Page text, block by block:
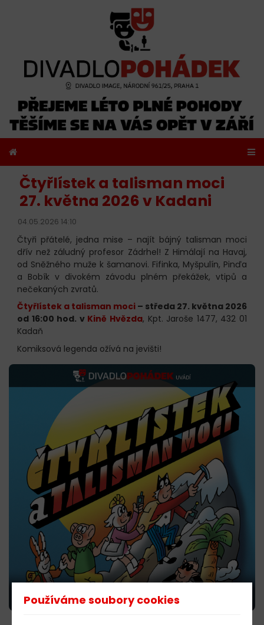
Čtyřlístek a talisman moci
27. května 2026 v Kadani
04.05.2026 14:10
Čtyři přátelé, jedna mise – najít bájný talisman moci
dřív než záludný profesor Zádrhel! Z Himálají na Havaj,
od Sněžného muže k šamanovi. Fifinka, Myšpulín, Pinďa
a Bobík v divokém závodu plném překážek, vtipů a
nečekaných zvratů.
Čtyřlístek a talisman moci – středa 27. května 2026
od 16:00 hod. v Kině Hvězda, Kpt. Jaroše 1477, 432 01
Kadaň
Komiksová legenda ožívá na jevišti!
Používáme soubory cookies